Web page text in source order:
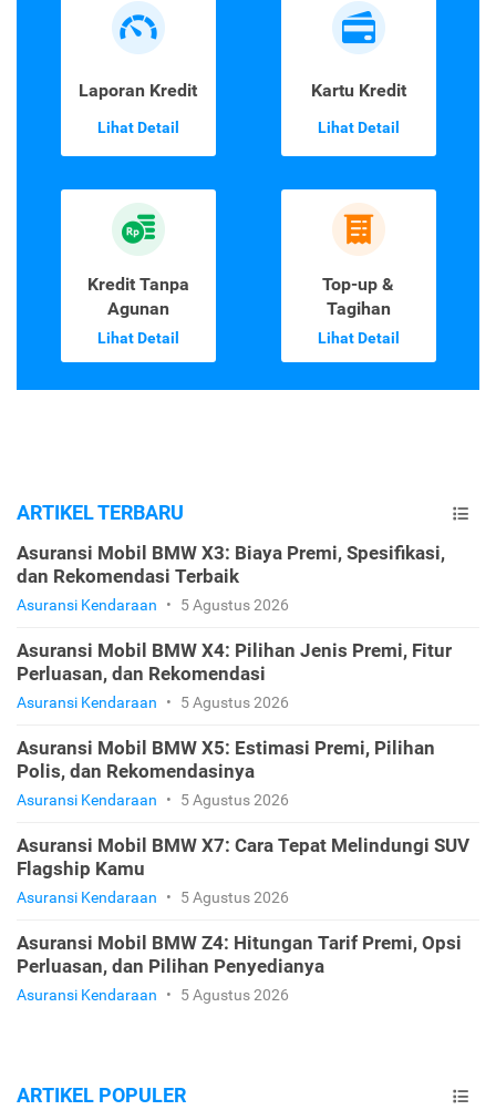
Laporan Kredit
Lihat Detail
Kartu Kredit
Lihat Detail
Kredit Tanpa
Agunan
Lihat Detail
Top-up &
Tagihan
Lihat Detail
ARTIKEL TERBARU
Asuransi Mobil BMW X3: Biaya Premi, Spesifikasi,
dan Rekomendasi Terbaik
Asuransi Kendaraan • 5 Agustus 2026
Asuransi Mobil BMW X4: Pilihan Jenis Premi, Fitur
Perluasan, dan Rekomendasi
Asuransi Kendaraan • 5 Agustus 2026
Asuransi Mobil BMW X5: Estimasi Premi, Pilihan
Polis, dan Rekomendasinya
Asuransi Kendaraan • 5 Agustus 2026
Asuransi Mobil BMW X7: Cara Tepat Melindungi SUV
Flagship Kamu
Asuransi Kendaraan • 5 Agustus 2026
Asuransi Mobil BMW Z4: Hitungan Tarif Premi, Opsi
Perluasan, dan Pilihan Penyedianya
Asuransi Kendaraan • 5 Agustus 2026
ARTIKEL POPULER